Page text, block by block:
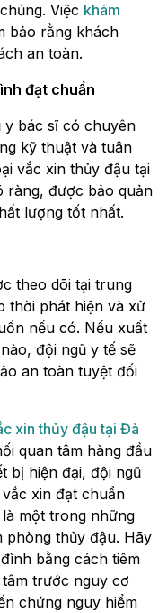
Việc khám
bảo rằng khách
an toàn.
đạt chuẩn
y bác sĩ có chuyên
kỹ thuật và tuân
vắc xin thủy đậu tại
ràng, được bảo quản
lượng tốt nhất.
theo dõi tại trung
thời phát hiện và xử
nếu có. Nếu xuất
đội ngũ y tế sẽ
an toàn tuyệt đối
xin thủy đậu tại Đà
quan tâm hàng đầu
bị hiện đại, đội ngũ
xin đạt chuẩn
một trong những
phòng thủy đậu. Hãy
bằng cách tiêm
trước nguy cơ
chứng nguy hiểm